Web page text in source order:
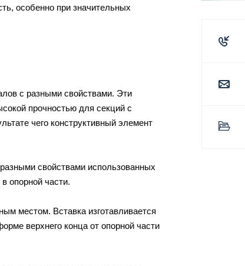
особенно при значительных
с разными свойствами. Эти
прочностью для секций с
чего конструктивный элемент
свойствами использованных
опорной части.
местом. Вставка изготавливается
верхнего конца от опорной части